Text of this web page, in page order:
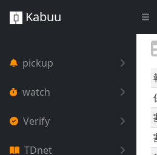
Kabuu
pickup
watch
Verify
TDnet